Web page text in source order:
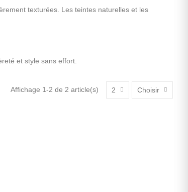
texturées. Les teintes naturelles et les
et style sans effort.
Affichage 1-2 de 2 article(s) 2 Choisir